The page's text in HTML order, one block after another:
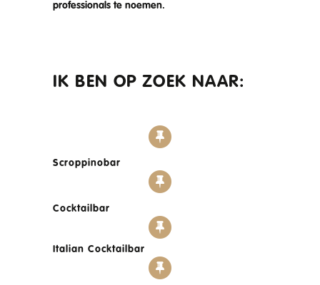
professionals te noemen.
IK BEN OP ZOEK NAAR:
Scroppinobar
Cocktailbar
Italian Cocktailbar